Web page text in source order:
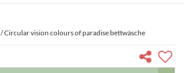
/ Circular vision colours of paradise bettwäsche